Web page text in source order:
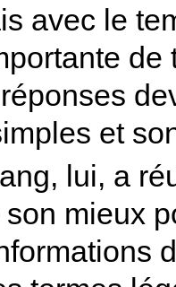
avec le
et
lui, a
mieux